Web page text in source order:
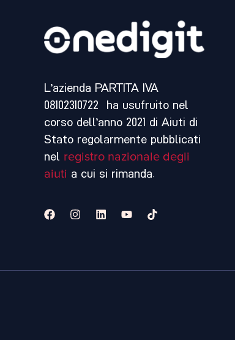
L’azienda PARTITA IVA
08102310722 ha usufruito nel
corso dell’anno 2021 di Aiuti di
Stato regolarmente pubblicati
nel registro nazionale degli
aiuti a cui si rimanda.